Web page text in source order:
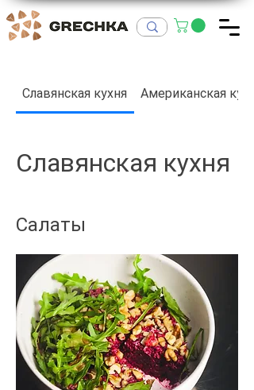
Славянская кухня Американская
Славянская кухня
Салаты